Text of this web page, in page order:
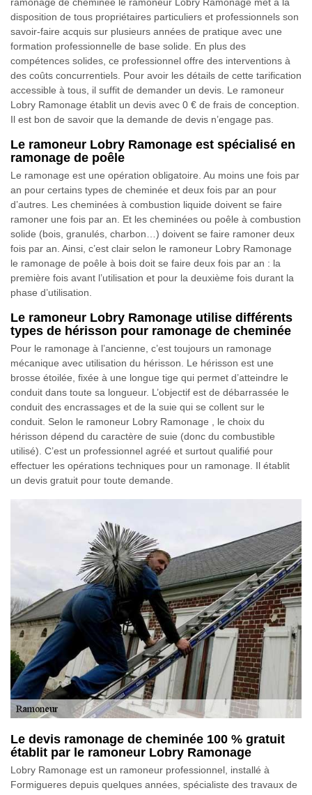
ramonage de cheminée le ramoneur Lobry Ramonage met à la
disposition de tous propriétaires particuliers et professionnels son
savoir-faire acquis sur plusieurs années de pratique avec une
formation professionnelle de base solide. En plus des
compétences solides, ce professionnel offre des interventions à
des coûts concurrentiels. Pour avoir les détails de cette tarification
accessible à tous, il suffit de demander un devis. Le ramoneur
Lobry Ramonage établit un devis avec 0 € de frais de conception.
Il est bon de savoir que la demande de devis n’engage pas.
Le ramoneur Lobry Ramonage est spécialisé en
ramonage de poêle
Le ramonage est une opération obligatoire. Au moins une fois par
an pour certains types de cheminée et deux fois par an pour
d’autres. Les cheminées à combustion liquide doivent se faire
ramoner une fois par an. Et les cheminées ou poêle à combustion
solide (bois, granulés, charbon…) doivent se faire ramoner deux
fois par an. Ainsi, c’est clair selon le ramoneur Lobry Ramonage
le ramonage de poêle à bois doit se faire deux fois par an : la
première fois avant l’utilisation et pour la deuxième fois durant la
phase d’utilisation.
Le ramoneur Lobry Ramonage utilise différents
types de hérisson pour ramonage de cheminée
Pour le ramonage à l’ancienne, c’est toujours un ramonage
mécanique avec utilisation du hérisson. Le hérisson est une
brosse étoilée, fixée à une longue tige qui permet d’atteindre le
conduit dans toute sa longueur. L’objectif est de débarrassée le
conduit des encrassages et de la suie qui se collent sur le
conduit. Selon le ramoneur Lobry Ramonage , le choix du
hérisson dépend du caractère de suie (donc du combustible
utilisé). C’est un professionnel agréé et surtout qualifié pour
effectuer les opérations techniques pour un ramonage. Il établit
un devis gratuit pour toute demande.
Le devis ramonage de cheminée 100 % gratuit
établit par le ramoneur Lobry Ramonage
Lobry Ramonage est un ramoneur professionnel, installé à
Formigueres depuis quelques années, spécialiste des travaux de